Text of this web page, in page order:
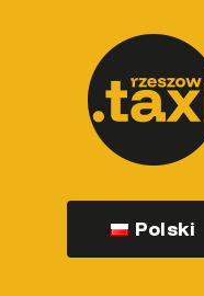
zawartości
Polski
Co